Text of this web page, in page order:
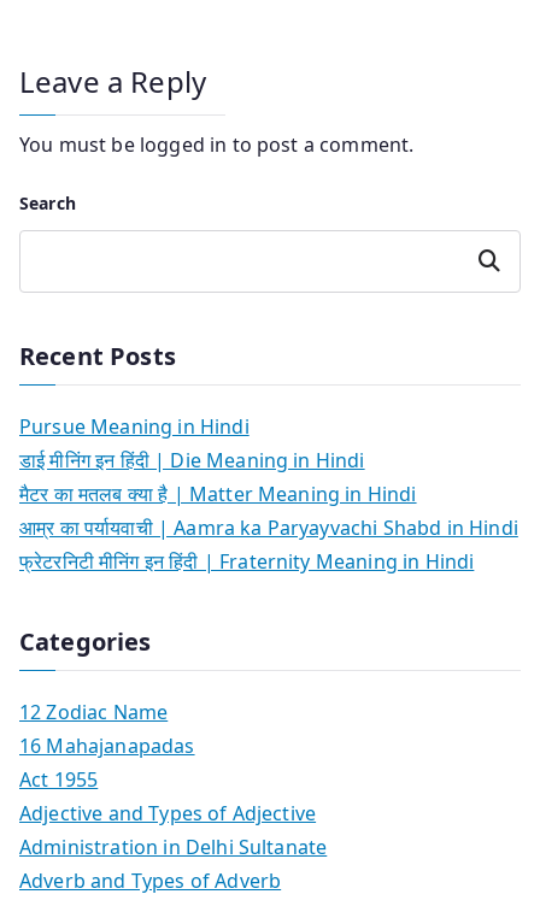
Leave a Reply
You must be logged in to post a comment.
Search
Search
Recent Posts
Pursue Meaning in Hindi
डाई मीनिंग इन हिंदी | Die Meaning in Hindi
मैटर का मतलब क्या है | Matter Meaning in Hindi
आम्र का पर्यायवाची | Aamra ka Paryayvachi Shabd in Hindi
फ्रेटरनिटी मीनिंग इन हिंदी | Fraternity Meaning in Hindi
Categories
12 Zodiac Name
16 Mahajanapadas
Act 1955
Adjective and Types of Adjective
Administration in Delhi Sultanate
Adverb and Types of Adverb